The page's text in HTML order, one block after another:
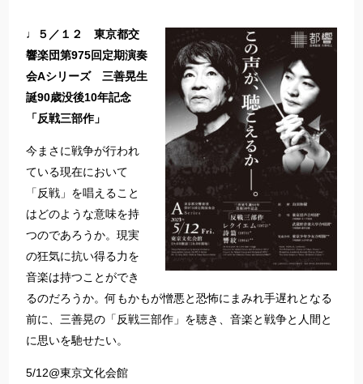
♩５／１２ 東京都交
響楽団第975回定期演奏
会Aシリーズ 三善晃生
誕90歳没後10年記念
「反戦三部作」
今まさに戦争が行われ
ている現在において
「反戦」を唱えること
はどのような意味を持
つのであろうか。現実
の狂気に抗い得る力を
音楽は持つことができ
るのだろうか。何もかもが憎悪と恐怖にまみれ手遅れとなる
前に、三善晃の「反戦三部作」を聴き、音楽と戦争と人間と
に思いを馳せたい。
5/12@東京文化会館